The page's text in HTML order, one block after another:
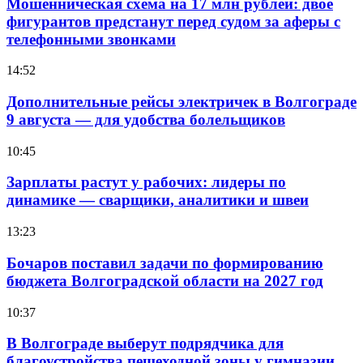
фигурантов предстанут перед судом за аферы с
телефонными звонками
14:52
Дополнительные рейсы электричек в Волгограде
9 августа — для удобства болельщиков
10:45
Зарплаты растут у рабочих: лидеры по
динамике — сварщики, аналитики и швеи
13:23
Бочаров поставил задачи по формированию
бюджета Волгоградской области на 2027 год
10:37
В Волгограде выберут подрядчика для